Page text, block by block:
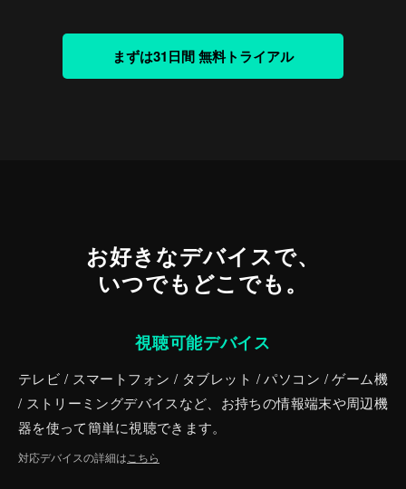
まずは31日間 無料トライアル
お好きなデバイスで、
いつでもどこでも。
視聴可能デバイス
テレビ / スマートフォン / タブレット / パソコン / ゲーム機
/ ストリーミングデバイスなど、お持ちの情報端末や周辺機
器を使って簡単に視聴できます。
対応デバイスの詳細は こちら